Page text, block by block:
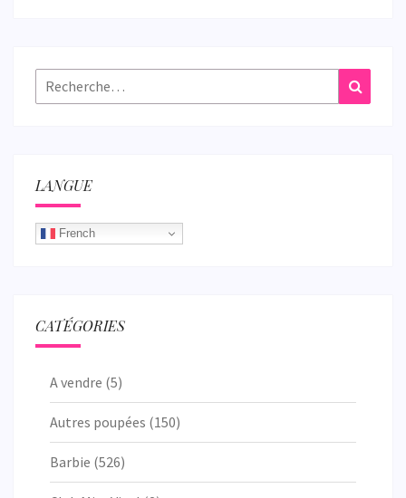
Rechercher :
LANGUE
French
CATÉGORIES
A vendre (5)
Autres poupées (150)
Barbie (526)